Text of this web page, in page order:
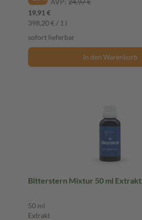
19,91 €
398,20 € / 1 l
sofort lieferbar
In den Warenkorb
Bitterstern Mixtur 50 ml Extrakt
50 ml
Extrakt